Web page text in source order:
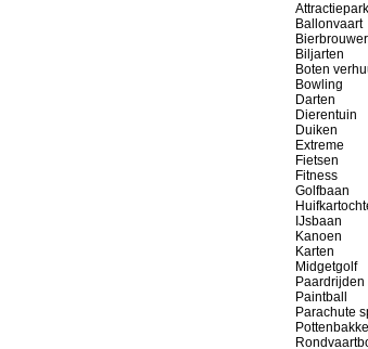
Attractiepark
Ballonvaart
Biljarten
Boten
Bowling
Darten
Dierentuin
Duiken
Extreme
Fietsen
Fitness
Golfbaan
IJsbaan
Kanoen
Karten
Midgetgolf
Paardrijden
Paintball
Parachute